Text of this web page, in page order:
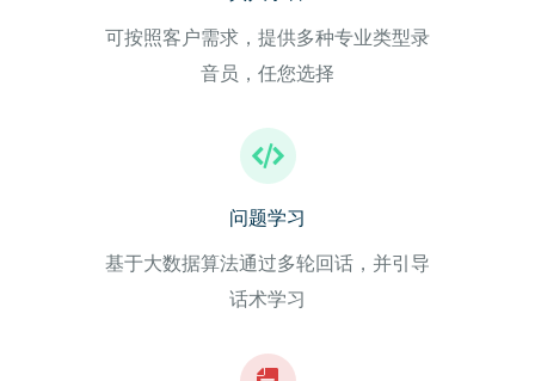
可按照客户需求，提供多种专业类型录
音员，任您选择
问题学习
基于大数据算法通过多轮回话，并引导
话术学习